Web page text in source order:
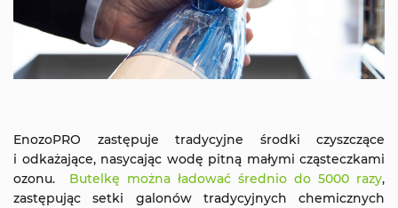
EnozoPRO zastępuje tradycyjne środki czyszczące
i odkażające, nasycając wodę pitną małymi cząsteczkami
ozonu. Butelkę można ładować średnio do 5000 razy,
zastępując setki galonów tradycyjnych chemicznych